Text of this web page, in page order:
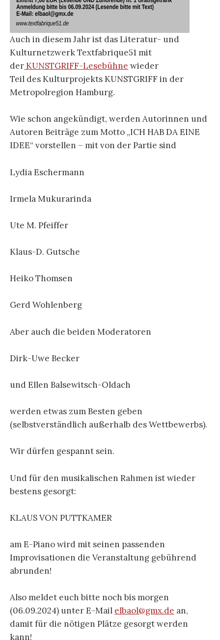
Auch in diesem Jahr ist das Literatur- und
Kulturnetzwerk Textfabrique51 mit
derKUNSTGRIFF-Lesebühne wieder
Teil des Kulturprojekts KUNSTGRIFF in der
Metropolregion Hamburg.
Wie schon angekündigt, werden Autorinnen und
Autoren Beiträge zum Motto „ICH HAB DA EINE
IDEE“ vorstellen – mit von der Partie sind
Lydia Eschermann
Irmela Mukurarinda
Ute M. Pfeiffer
Klaus-D. Gutsche
Heiko Thomsen
Gerd Wohlenberg
Aber auch die beiden Moderatoren
Dirk-Uwe Becker
und Ellen Balsewitsch-Oldach
werden etwas zum Besten geben
(selbstverständlich außerhalb des Wettbewerbs).
Wir dürfen gespannt sein.
Und für den musikalischen Rahmen ist wieder
bestens gesorgt:
KLAUS VON PUTTKAMER
am E-Piano wird mit seinen passenden
Improvisationen die Veranstaltung gebührend
abrunden!
Also meldet euch bitte noch bis morgen
(06.09.2024) unter E-Mail elbaol@gmx.de an,
damit für die nötigen Plätze gesorgt werden
kann!